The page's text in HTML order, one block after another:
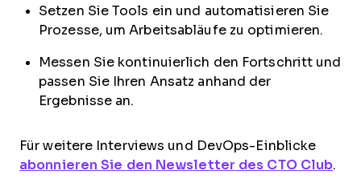
Setzen Sie Tools ein und automatisieren Sie
Prozesse, um Arbeitsabläufe zu optimieren.
Messen Sie kontinuierlich den Fortschritt und
passen Sie Ihren Ansatz anhand der
Ergebnisse an.
Für weitere Interviews und DevOps-Einblicke
abonnieren Sie den Newsletter des CTO Club.